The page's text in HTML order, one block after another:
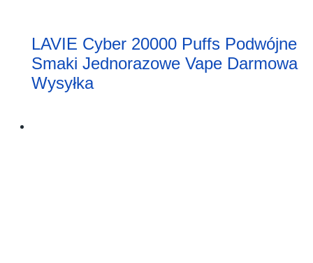
LAVIE Cyber 20000 Puffs Podwójne
Smaki Jednorazowe Vape Darmowa
Wysyłka